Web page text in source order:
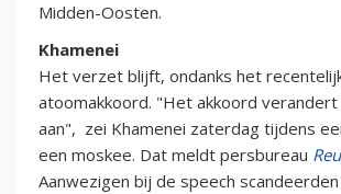
Midden-Oosten.
Khamenei
Het verzet blijft, ondanks het
atoomakkoord. "Het akkoord
aan", zei Khamenei zaterdag tijdens
een moskee. Dat meldt persbureau
Aanwezigen bij de speech